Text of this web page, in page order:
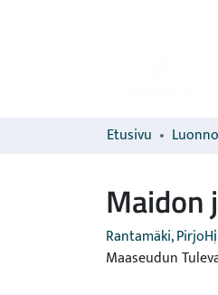
Etusivu
Maidon
Rantamäki, Pirjo
Maaseudun